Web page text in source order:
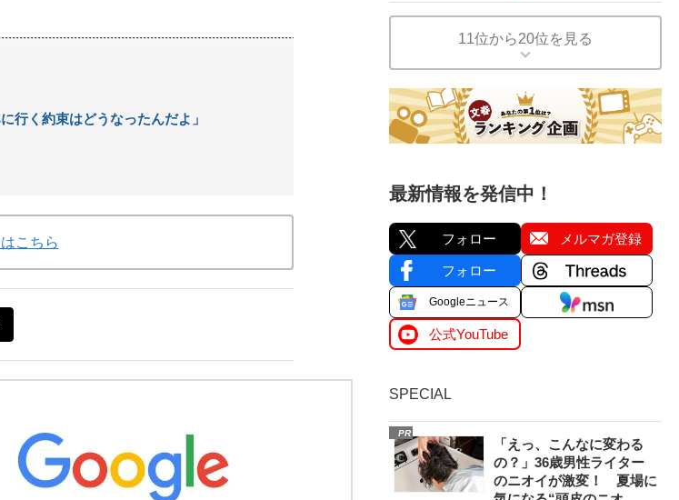
行く約束はどうなったんだよ」
こちら
11位から20位を見る
最新情報を発信中！
フォロー メルマガ登録
フォロー
Googleニュース
公式YouTube
SPECIAL
PR
「えっ、こんなに変わる
の？」36歳男性ライター
のニオイが激変！ 夏場に